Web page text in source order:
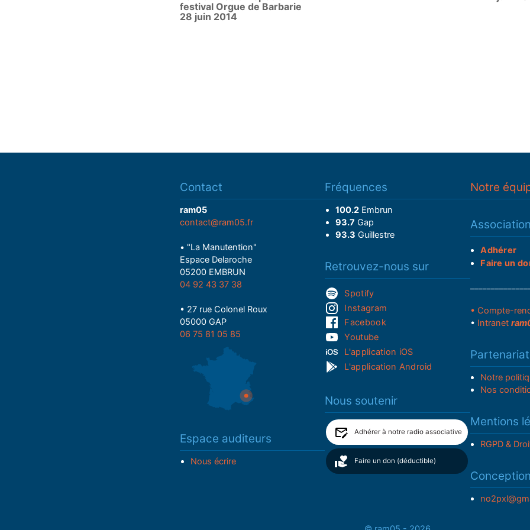
festival Orgue de Barbarie
28 juin 2014
Contact
ram05
contact@ram05.fr
• "La Manutention"
Espace Delaroche
05200 EMBRUN
04 92 43 37 38
• 27 rue Colonel Roux
05000 GAP
06 75 81 05 85
Espace auditeurs
Nous écrire
Fréquences
100.2Embrun
93.7 Gap
93.3 Guillestre
Retrouvez-nous sur
Spotify
Instagram
Facebook
Youtube
L'application iOS
L'application Android
Nous soutenir
Adhérer à notre radio associative
Faire un don (déductible)
Notre
Association
Adhérer
Faire un
• Compte-
• Intranet
Notre
Nos
Mentions
RGPD &